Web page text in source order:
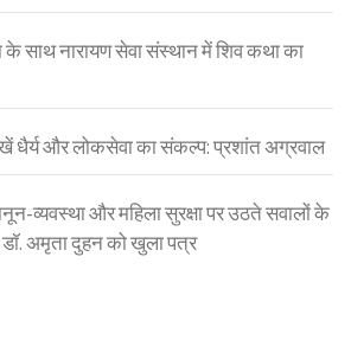
के साथ नारायण सेवा संस्थान में शिव कथा का
धैर्य और लोकसेवा का संकल्प: प्रशांत अग्रवाल
व्यवस्था और महिला सुरक्षा पर उठते सवालों के
अमृता दुहन को खुला पत्र